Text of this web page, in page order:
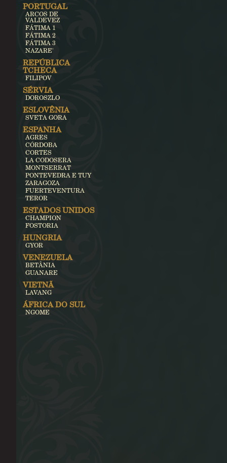
PORTUGAL
ARCOS DE
VALDEVEZ
FÁTIMA 1
FÁTIMA 2
FÁTIMA 3
NAZARE'
REPÚBLICA
TCHECA
FILIPOV
SÉRVIA
DOROSZLO
ESLOVÊNIA
SVETA GORA
ESPANHA
AGRES
CÓRDOBA
CORTES
LA CODOSERA
MONTSERRAT
PONTEVEDRA E TUY
ZARAGOZA
FUERTEVENTURA
TEROR
ESTADOS UNIDOS
CHAMPION
FOSTORIA
HUNGRIA
GYOR
VENEZUELA
BETÂNIA
GUANARE
VIETNÃ
LAVANG
ÁFRICA DO SUL
NGOME